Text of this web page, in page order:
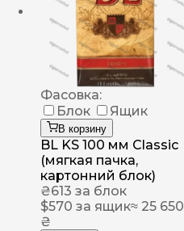
Фасовка:
Блок
Ящик
В корзину
BL KS 100 мм Classic
(мягкая пачка,
картонний блок)
₴613 за блок
$570 за ящик≈ 25 650
₴